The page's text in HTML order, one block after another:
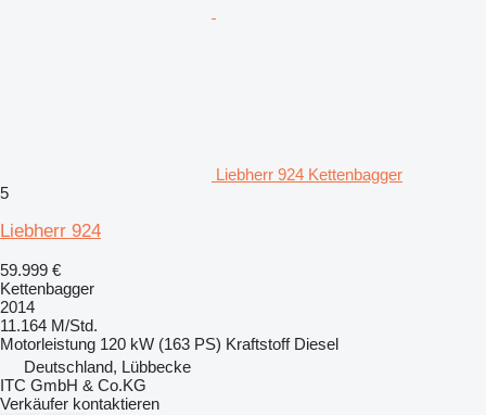
Liebherr 924 Kettenbagger
5
Liebherr 924
59.999 €
Kettenbagger
2014
11.164 M/Std.
Motorleistung 120 kW (163 PS) Kraftstoff Diesel
Deutschland, Lübbecke
ITC GmbH & Co.KG
Verkäufer kontaktieren